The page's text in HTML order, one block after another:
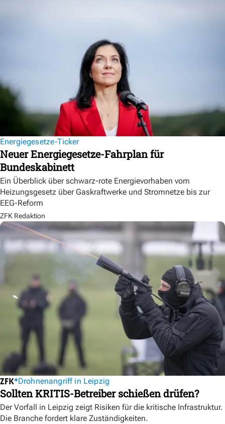
Energiegesetze-Ticker
Neuer Energiegesetze-Fahrplan für
Bundeskabinett
Ein Überblick über schwarz-rote Energievorhaben vom
Heizungsgesetz über Gaskraftwerke und Stromnetze bis zur
EEG-Reform
ZFK Redaktion
Drohnenangriff in Leipzig
Sollten KRITIS-Betreiber schießen drüfen?
Der Vorfall in Leipzig zeigt Risiken für die kritische Infrastruktur.
Die Branche fordert klare Zuständigkeiten.